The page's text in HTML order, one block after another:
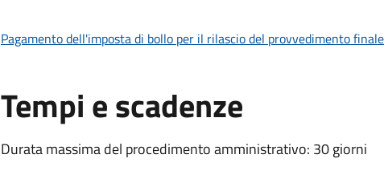
Pagamento dell'imposta di bollo per il rilascio del provvedimento finale
Tempi e scadenze
Durata massima del procedimento amministrativo: 30 giorni